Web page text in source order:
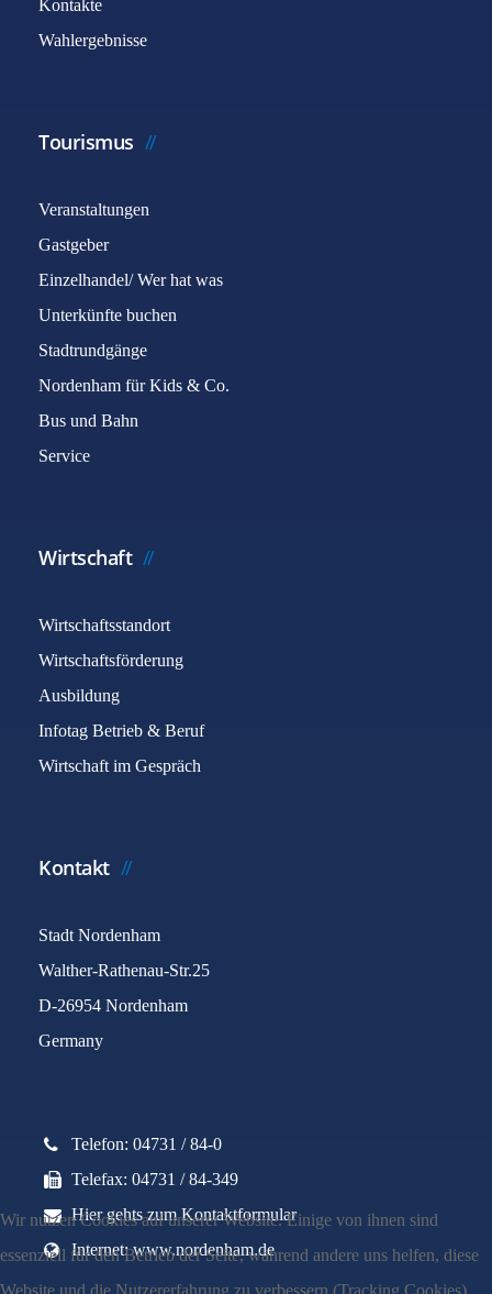
Kontakte
Wahlergebnisse
Tourismus
Veranstaltungen
Gastgeber
Einzelhandel/ Wer hat was
Unterkünfte buchen
Stadtrundgänge
Nordenham für Kids & Co.
Bus und Bahn
Service
Wirtschaft
Wirtschaftsstandort
Wirtschaftsförderung
Ausbildung
Infotag Betrieb & Beruf
Wirtschaft im Gespräch
Kontakt
Stadt Nordenham
Walther-Rathenau-Str.25
D-26954 Nordenham
Germany
Telefon: 04731 / 84-0
Telefax: 04731 / 84-349
Hier gehts zum Kontaktformular
Internet: www.nordenham.de
Wir nutzen Cookies auf unserer Website. Einige von ihnen sind
essenziell für den Betrieb der Seite, während andere uns helfen, diese
Website und die Nutzererfahrung zu verbessern (Tracking Cookies).